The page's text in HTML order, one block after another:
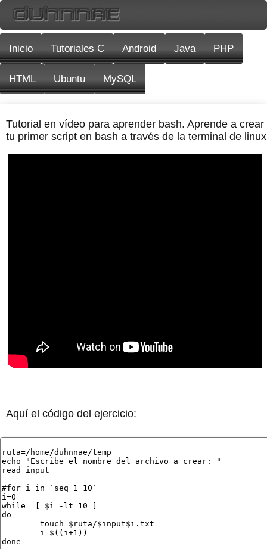
Inicio Tutoriales C Android Java PHP
HTML Ubuntu MySQL
Tutorial en vídeo para aprender bash. Aprende a crear
tu primer script en bash a través de la terminal de linux
Aquí el código del ejercicio: